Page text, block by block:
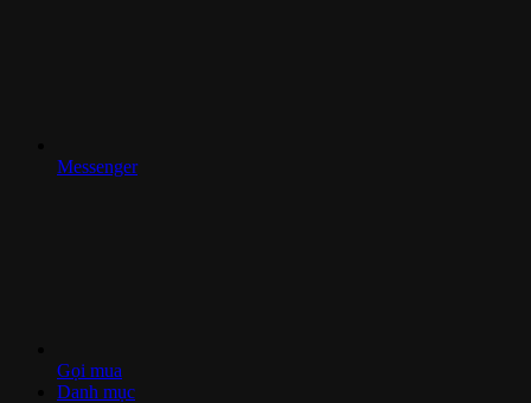
Messenger
Gọi mua
Danh mục